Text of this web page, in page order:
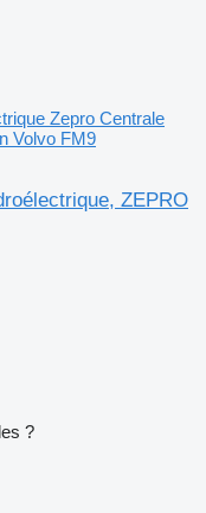
Zepro Centrale
Volvo FM9
ZEPRO
?